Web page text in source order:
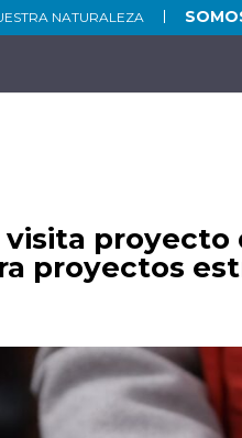
NATURALEZA
visita
proyectos